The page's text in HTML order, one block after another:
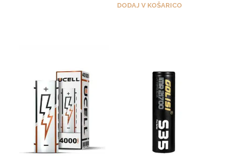
DODAJ V KOŠARICO